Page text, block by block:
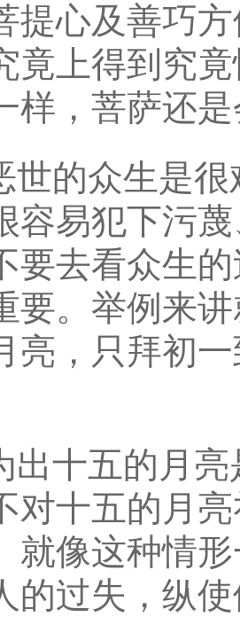
提心及善巧
竟上得到究
样，菩萨还
世的众生是
容易犯下污
要去看众生
要。举例来
亮，只拜初
出十五的月
对十五的月
就像这种情
的过失，纵